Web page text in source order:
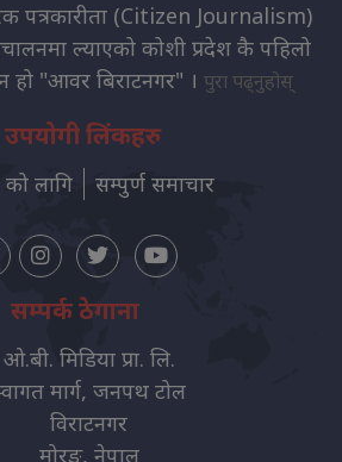
पत्रकारीता (Citizen Journalism)
ल्याएको कोशी प्रदेश कै पहिलो
हो "आवर बिराटनगर" । पुरा पढ्नुहोस्
उपयोगी लिंकहरु
को लागि सम्पुर्ण समाचार
सम्पर्क ठेगाना
ओ.बी. मिडिया प्रा. लि.
मार्ग, जनपथ टोल
विराटनगर
मोरङ, नेपाल